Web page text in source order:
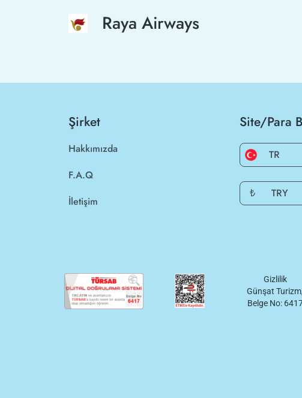
Raya Airways
Şirket
Hakkımızda
F.A.Q
İletişim
Site/Para
TR
₺ TRY
Gizlilik
Günşat Turizm,
Belge No: